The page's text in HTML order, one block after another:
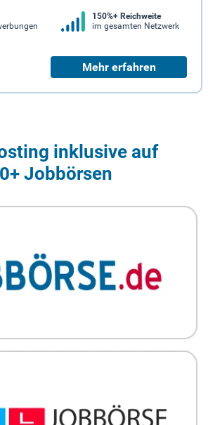
150%+ Reichweite
im gesamten Netzwerk
Mehr erfahren
inklusive auf
Jobbörsen